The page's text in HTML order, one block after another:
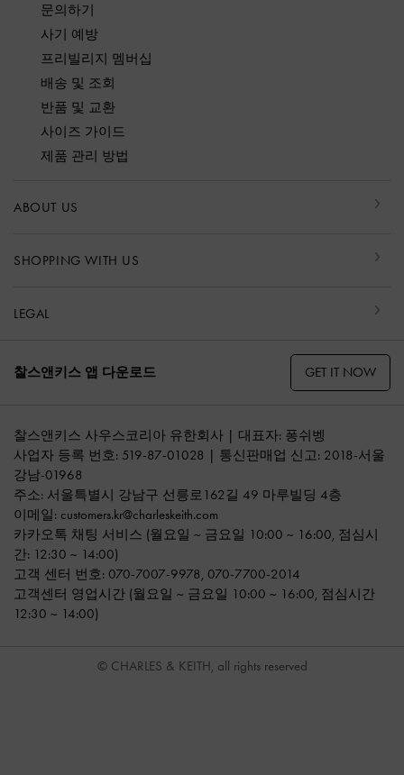
문의하기
사기 예방
프리빌리지 멤버십
배송 및 조회
반품 및 교환
사이즈 가이드
제품 관리 방법
ABOUT US
SHOPPING WITH US
LEGAL
찰스앤키스 앱 다운로드 GET IT NOW
찰스앤키스 사우스코리아 유한회사 | 대표자: 퐁쉬벵
사업자 등록 번호: 519-87-01028 | 통신판매업 신고: 2018-서울
강남-01968
주소: 서울특별시 강남구 선릉로162길 49 마루빌딩 4층
이메일: customers.kr@charleskeith.com
카카오톡 채팅 서비스 (월요일 ~ 금요일 10:00 ~ 16:00, 점심시
간: 12:30 ~ 14:00)
고객 센터 번호: 070-7007-9978, 070-7700-2014
고객센터 영업시간 (월요일 ~ 금요일 10:00 ~ 16:00, 점심시간
12:30 ~ 14:00)
© CHARLES & KEITH, all rights reserved